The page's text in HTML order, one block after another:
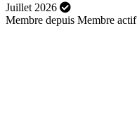
Juillet 2026
Membre depuis Membre actif